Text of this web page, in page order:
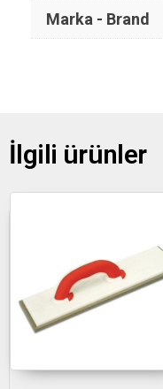
Marka - Brand
İlgili ürünler